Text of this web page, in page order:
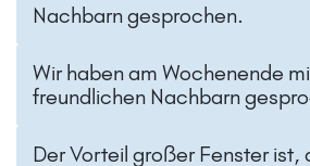
Nachbarn gesprochen.
Wir haben am Wochenende
freundlichen Nachbarn
Der Vorteil großer Fenster ist,